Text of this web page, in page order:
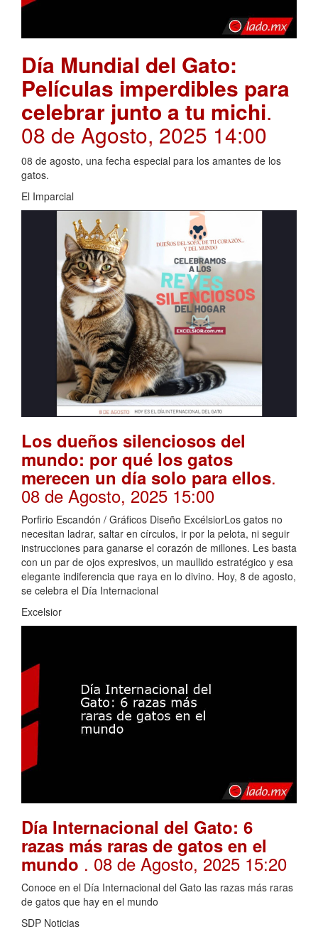
Día Mundial del Gato:
Películas imperdibles para
celebrar junto a tu michi.
08 de Agosto, 2025 14:00
08 de agosto, una fecha especial para los amantes de los
gatos.
El Imparcial
Los dueños silenciosos del
mundo: por qué los gatos
merecen un día solo para ellos.
08 de Agosto, 2025 15:00
Porfirio Escandón / Gráficos Diseño ExcélsiorLos gatos no
necesitan ladrar, saltar en círculos, ir por la pelota, ni seguir
instrucciones para ganarse el corazón de millones. Les basta
con un par de ojos expresivos, un maullido estratégico y esa
elegante indiferencia que raya en lo divino. Hoy, 8 de agosto,
se celebra el Día Internacional
Excelsior
Día Internacional del Gato: 6
razas más raras de gatos en el
mundo . 08 de Agosto, 2025 15:20
Conoce en el Día Internacional del Gato las razas más raras
de gatos que hay en el mundo
SDP Noticias